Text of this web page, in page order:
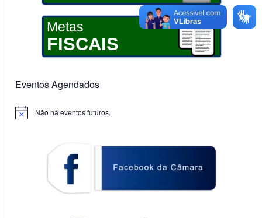
Metas
FISCAIS
Eventos Agendados
Notice Não há eventos futuros.